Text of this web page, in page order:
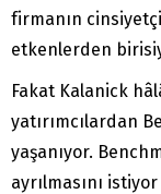
firmanın
etkenlerden
Fakat Kalanick
yatırımcılardan
yaşanıyor.
ayrılmasını